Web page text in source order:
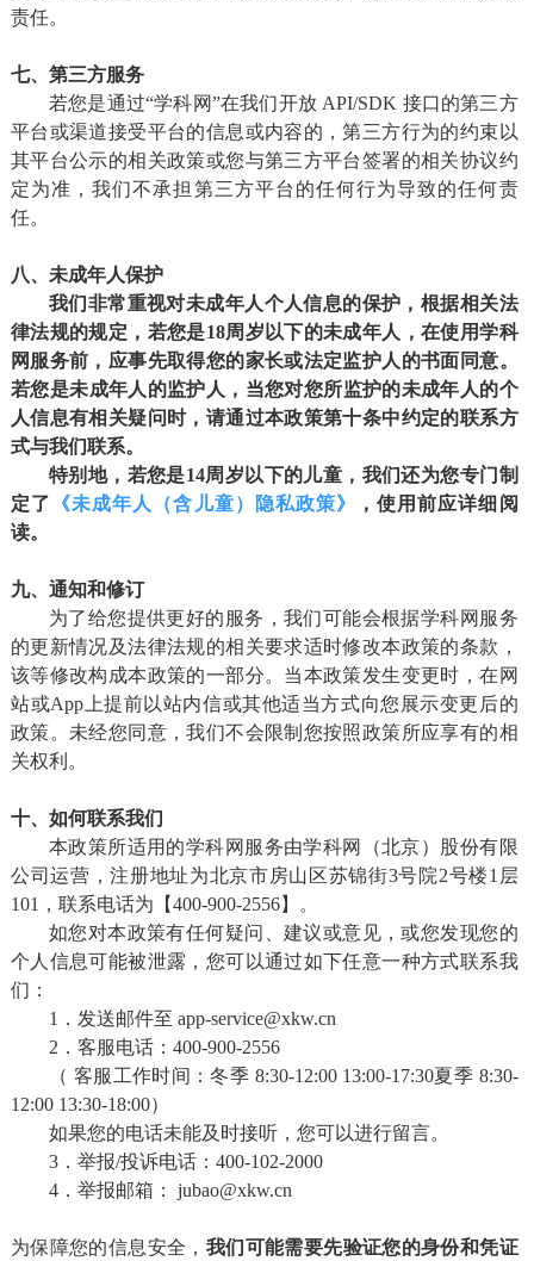
责任。
七、第三方服务
若您是通过“学科网”在我们开放 API/SDK 接口的第三方
平台或渠道接受平台的信息或内容的，第三方行为的约束以
其平台公示的相关政策或您与第三方平台签署的相关协议约
定为准，我们不承担第三方平台的任何行为导致的任何责
任。
八、未成年人保护
我们非常重视对未成年人个人信息的保护，根据相关法
律法规的规定，若您是18周岁以下的未成年人，在使用学科
网 服务前，应事先取得您的家长或法定监护人的书面同意。
若您是未成年人的监护人，当您对您所监护的未成年人的个
人信息有相关疑问时，请通过本政策第十条中约定的联系方
式与我们联系。
特别地，若您是14周岁以下的儿童，我们还为您专门制
定了
《未成年人（含儿童）隐私政策》
，使用前应详细阅
读。
九、通知和修订
为了给您提供更好的服务，我们可能会根据学科网服务
的更新情况及法律法规的相关要求适时修改本政策的条款，
该等修改构成本政策的一部分。当本政策发生变更时，在网
站或App上提前以站内信或其他适当方式向您展示变更后的
政策。未经您同意，我们不会限制您按照政策所应享有的相
关权利。
十、如何联系我们
本政策所适用的学科网服务由学科网（北京）股份有限
公司运营，注册地址为北京市房山区苏锦街3号院2号楼1层
101，联系电话为【400-900-2556】。
如您对本政策有任何疑问、建议或意见，或您发现您的
个人信息可能被泄露，您可以通过如下任意一种方式联系我
们：
1．发送邮件至 app-service@xkw.cn
2．客服电话：400-900-2556
（ 客服工作时间：冬季 8:30-12:00 13:00-17:30夏季 8:30-
12:00 13:30-18:00）
如果您的电话未能及时接听，您可以进行留言。
3．举报/投诉电话：400-102-2000
4．举报邮箱： jubao@xkw.cn
为保障您的信息安全， 我们可能需要先验证您的身份和凭证